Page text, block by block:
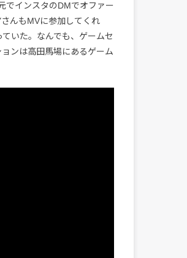
でインスタのDMでオファー
んもMVに参加してくれ
いた。なんでも、ゲームセ
ンは高田馬場にあるゲーム